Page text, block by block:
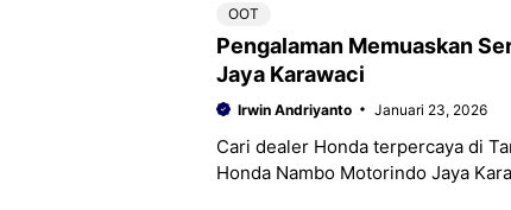
OOT
Pengalaman Memuaskan
Jaya Karawaci
Irwin Andriyanto Januari 23, 2026
Cari dealer Honda terpercaya di
Honda Nambo Motorindo Jaya